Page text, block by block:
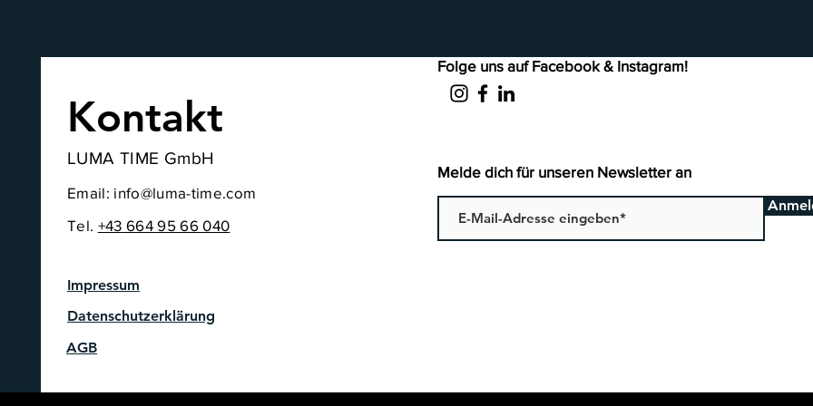
Kontakt
LUMA TIME GmbH
Email: info@luma-time.com
Tel. +43 664 95 66 040
Datenschutzerklärung
Impressum
AGB
Melde dich für unseren Newsletter an
Folge uns auf Facebook & Instagram!